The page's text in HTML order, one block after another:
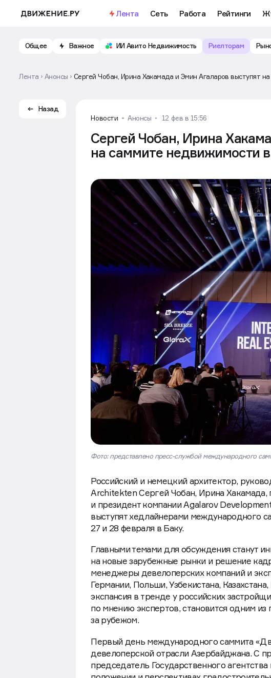
Лента Сеть Работа Рейтинги
Общее Важное ИИ Авито Недвижимость Риелторам
Лента Анонсы Сергей Чобан, Ирина Хакамада и Эмин Агаларов выступят
Назад
Новости
Анонсы 12 фев в 15:56
Сергей Чобан, Ирина
на саммите недвижимости
Фото: представлено пресс-службой международного
Российский и немецкий архитектор,
Architekten Сергей Чобан, Ирина Хакамада,
и президент компании Agalarov
выступят хедлайнерами международного
27 и 28 февраля в Баку.
Главными темами для обсуждения станут
на новые зарубежные рынки и решение
менеджеры девелоперских компаний и
Германии, Польши, Узбекистана,
экспансия в тренде у российских
по мнению экспертов, становится одним
за рубежом.
Первый день международного саммита
девелоперской отрасли Азербайджана. С
председатель Государственного